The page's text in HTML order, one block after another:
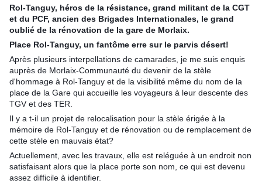
Rol-Tanguy, héros de la résistance, grand militant de la CGT
et du PCF, ancien des Brigades Internationales, le grand
oublié de la rénovation de la gare de Morlaix.
Place Rol-Tanguy, un fantôme erre sur le parvis désert!
Après plusieurs interpellations de camarades, je me suis enquis
auprès de Morlaix-Communauté du devenir de la stèle
d'hommage à Rol-Tanguy et de la visibilité même du nom de la
place de la Gare qui accueille les voyageurs à leur descente des
TGV et des TER.
Il y a t-il un projet de relocalisation pour la stèle érigée à la
mémoire de Rol-Tanguy et de rénovation ou de remplacement de
cette stèle en mauvais état?
Actuellement, avec les travaux, elle est reléguée à un endroit non
satisfaisant alors que la place porte son nom, ce qui est devenu
assez difficile à identifier.